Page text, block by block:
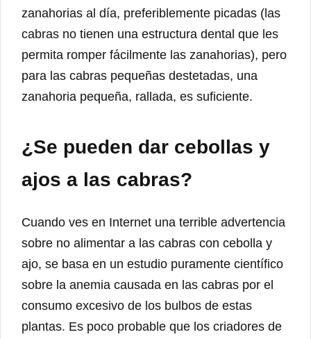
zanahorias al día, preferiblemente picadas (las
cabras no tienen una estructura dental que les
permita romper fácilmente las zanahorias), pero
para las cabras pequeñas destetadas, una
zanahoria pequeña, rallada, es suficiente.
¿Se pueden dar cebollas y
ajos a las cabras?
Cuando ves en Internet una terrible advertencia
sobre no alimentar a las cabras con cebolla y
ajo, se basa en un estudio puramente científico
sobre la anemia causada en las cabras por el
consumo excesivo de los bulbos de estas
plantas. Es poco probable que los criadores de